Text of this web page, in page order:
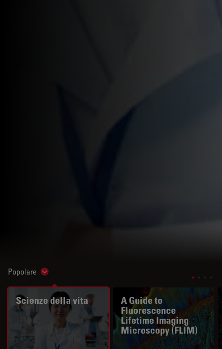
Popolare Show subnavigation
Scienze della vita
A Guide to
Fluorescence
Lifetime Imaging
Microscopy (FLIM)